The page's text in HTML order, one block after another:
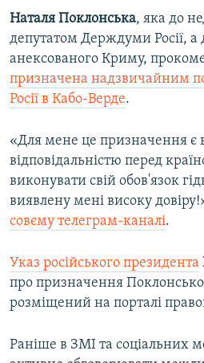
Усі сайти RFE/RL
Наталя Поклонська, яка до
депутатом Держдуми Росії, а
анексованого Криму,
призначена надзвичайним
Росії в Кабо-Верде.
«Для мене це призначення є
відповідальністю перед
виконувати свій обов'язок
виявлену мені високу
совєму телеграм-каналі.
Указ російського президента
про призначення
розміщений на порталі
Раніше в ЗМІ та соціальних